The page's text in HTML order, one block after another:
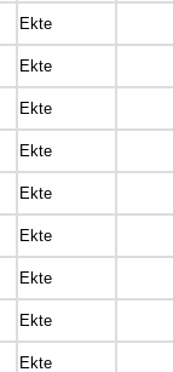
Ekte
Ekte
Ekte
Ekte
Ekte
Ekte
Ekte
Ekte
Ekte